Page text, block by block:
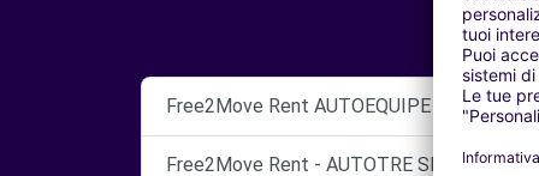
Free2Move Rent AUTOEQUIPE S.R.L.
Free2Move Rent - AUTOTRE SNC - PRATO